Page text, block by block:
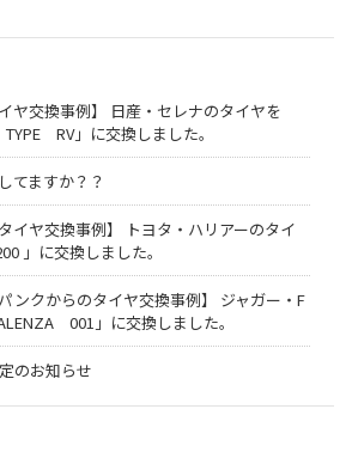
ヤ交換事例】 日産・セレナのタイヤを
RV」に交換しました。
てますか？？
イヤ交換事例】 トヨタ・ハリアーのタイ
」に交換しました。
ンクからのタイヤ交換事例】 ジャガー・F
001」に交換しました。
のお知らせ